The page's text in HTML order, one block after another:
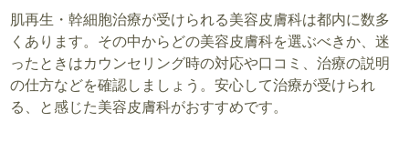
肌再生・幹細胞治療が受けられる美容皮膚科は都内に数多
くあります。その中からどの美容皮膚科を選ぶべきか、迷
ったときはカウンセリング時の対応や口コミ、治療の説明
の仕方などを確認しましょう。安心して治療が受けられ
る、と感じた美容皮膚科がおすすめです。